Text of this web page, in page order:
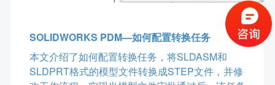
SOLIDWORKS PDM—如何配置转换任务
本文介绍了如何配置转换任务，将SLDASM和
SLDPRT格式的模型文件转换成STEP文件，并修